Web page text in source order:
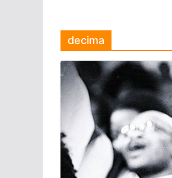
decima